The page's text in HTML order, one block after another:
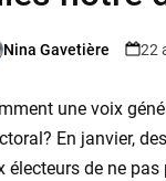
Nina Gavetière 22
une voix
En janvier,
électeurs de ne